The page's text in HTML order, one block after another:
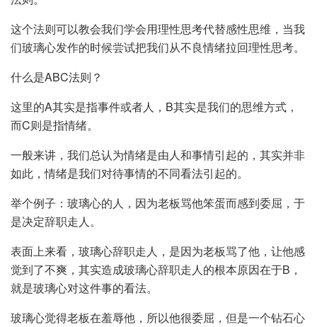
这个法则可以教会我们学会用理性思考代替感性思维，当我
们玻璃心发作的时候尝试把我们从不良情绪拉回理性思考。
什么是ABC法则？
这里的A其实是指事件或者人，B其实是我们的思维方式，
而C则是指情绪。
一般来讲，我们总认为情绪是由人和事情引起的，其实并非
如此，情绪是我们对待事情的不同看法引起的。
举个例子：玻璃心的人，因为老板骂他笨蛋而感到委屈，于
是决定辞职走人。
表面上来看，玻璃心辞职走人，是因为老板骂了他，让他感
觉到了不爽，其实造成玻璃心辞职走人的根本原因在于B，
就是玻璃心对这件事的看法。
玻璃心觉得老板在羞辱他，所以他很委屈，但是一个钻石心